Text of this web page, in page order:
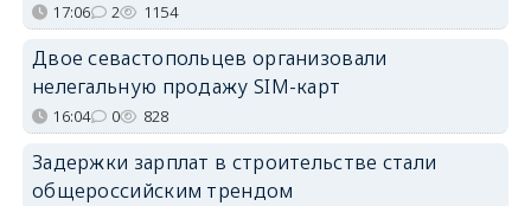
17:06 2 1154
Двое севастопольцев организовали
нелегальную продажу SIM-карт
16:04 0 828
Задержки зарплат в строительстве стали
общероссийским трендом